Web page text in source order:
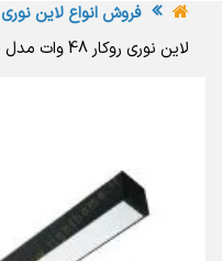
فروش انواع لاین نوری
لاین نوری روکار 48 وات مدل 5930 آقای نور